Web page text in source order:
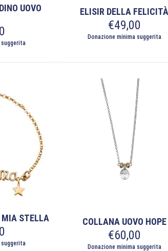
UOVO
suggerita
ELISIR DELLA FELICITÀ
€49,00
Donazione minima suggerita
MIA STELLA
suggerita
COLLANA UOVO HOPE
€60,00
Donazione minima suggerita